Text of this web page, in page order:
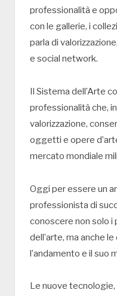
professionalità e
con le gallerie, i
parla di
e social network.
Il Sistema dell’Arte
professionalità che,
valorizzazione,
oggetti e opere
mercato mondiale
Oggi per essere un
professionista di
conoscere non solo
dell’arte, ma anche
l’andamento e il suo
Le nuove